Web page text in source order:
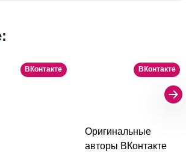
ВКонтакте ВКонтакте
Оригинальные
авторы ВКонтакте